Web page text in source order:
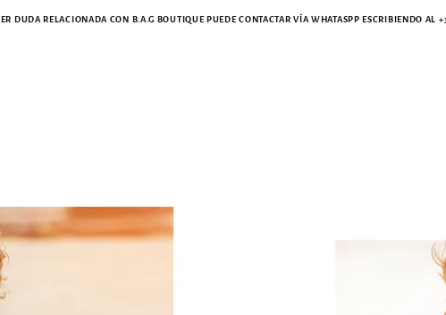
DUDA RELACIONADA CON B.A.G BOUTIQUE PUEDE CONTACTAR VÍA WHATASPP ESCRIBIENDO AL